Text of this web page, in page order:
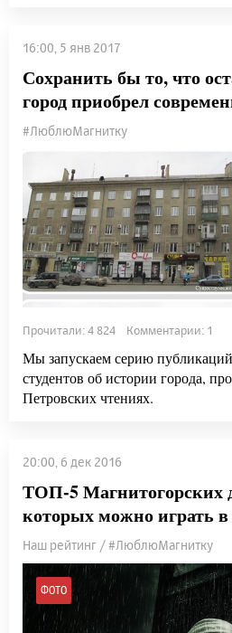
16:00, 5 янв 2017
Сохранить бы то, что
город приобрел
#ЛюблюМагнитку
Прочитали: 4 824 Комментарии: 1
Мы запускаем серию
студентов об истории города,
Петровских чтениях.
20:00, 6 дек 2016
ТОП-5 Магнитогорских
которых можно играть
Наш рейтинг / #ЛюблюМагнитку
ФОТО